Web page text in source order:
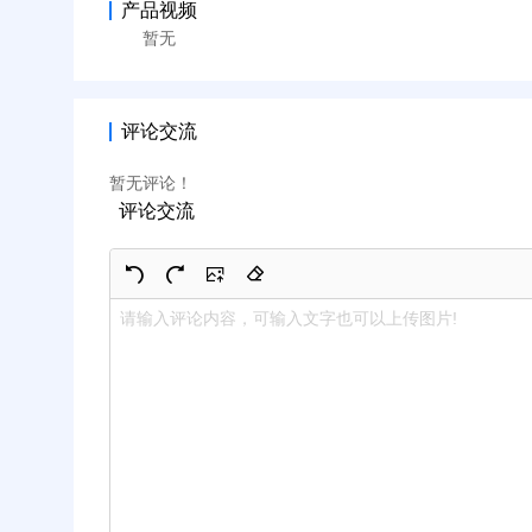
产品视频
暂无
评论交流
暂无评论！
评论交流